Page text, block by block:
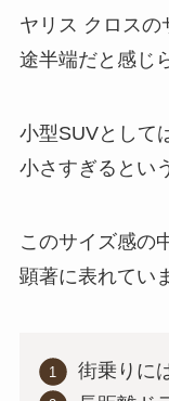
ヤリス クロスの
途半端だと感じ
小型SUVとして
小さすぎるとい
このサイズ感の
顕著に表れてい
街乗りに